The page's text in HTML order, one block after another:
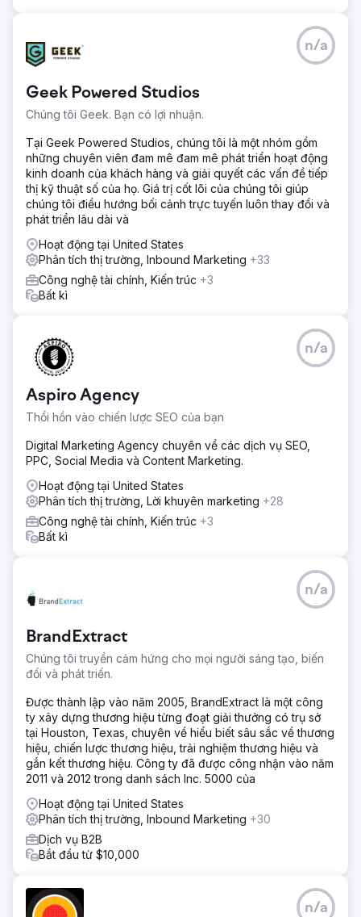
Geek Powered Studios
Chúng tôi Geek. Bạn có lợi nhuận.
n/a
Tại Geek Powered Studios, chúng tôi là một nhóm gồm
những chuyên viên đam mê đam mê phát triển hoạt động
kinh doanh của khách hàng và giải quyết các vấn đề tiếp
thị kỹ thuật số của họ. Giá trị cốt lõi của chúng tôi giúp
chúng tôi điều hướng bối cảnh trực tuyến luôn thay đổi và
phát triển lâu dài và
Hoạt động tại United States
Phân tích thị trường, Inbound Marketing +33
Công nghệ tài chính, Kiến trúc +3
Bất kì
Aspiro Agency
Thổi hồn vào chiến lược SEO của bạn
n/a
Digital Marketing Agency chuyên về các dịch vụ SEO,
PPC, Social Media và Content Marketing.
Hoạt động tại United States
Phân tích thị trường, Lời khuyên marketing +28
Công nghệ tài chính, Kiến trúc +3
Bất kì
BrandExtract
Chúng tôi truyền cảm hứng cho mọi người sáng tạo, biến
đổi và phát triển.
n/a
Được thành lập vào năm 2005, BrandExtract là một công
ty xây dựng thương hiệu từng đoạt giải thưởng có trụ sở
tại Houston, Texas, chuyên về hiểu biết sâu sắc về thương
hiệu, chiến lược thương hiệu, trải nghiệm thương hiệu và
gắn kết thương hiệu. Công ty đã được công nhận vào năm
2011 và 2012 trong danh sách Inc. 5000 của
Hoạt động tại United States
Phân tích thị trường, Inbound Marketing +30
Dịch vụ B2B
Bắt đầu từ $10,000
n/a